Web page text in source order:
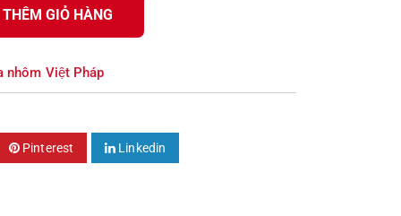
THÊM GIỎ HÀNG
nhôm Việt Pháp
Pinterest Linkedin